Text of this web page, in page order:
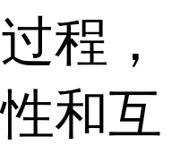
程，
和互